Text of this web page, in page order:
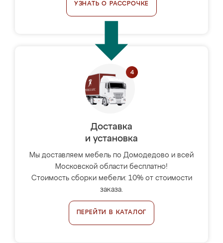
УЗНАТЬ О РАССРОЧКЕ
Доставка
и установка
Мы доставляем мебель по Домодедово и всей
Московской области бесплатно!
Стоимость сборки мебели: 10% от стоимости
заказа.
ПЕРЕЙТИ В КАТАЛОГ